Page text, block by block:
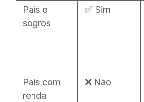
Pais e
sogros
✅ Sim
Pais com
renda
❌ Não